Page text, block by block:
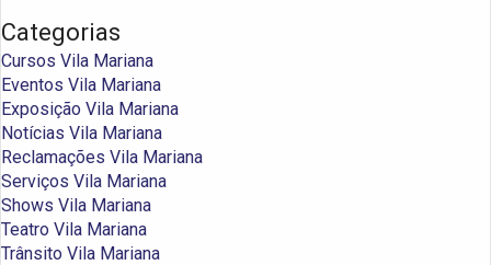
Categorias
Cursos Vila Mariana
Eventos Vila Mariana
Exposição Vila Mariana
Notícias Vila Mariana
Reclamações Vila Mariana
Serviços Vila Mariana
Shows Vila Mariana
Teatro Vila Mariana
Trânsito Vila Mariana